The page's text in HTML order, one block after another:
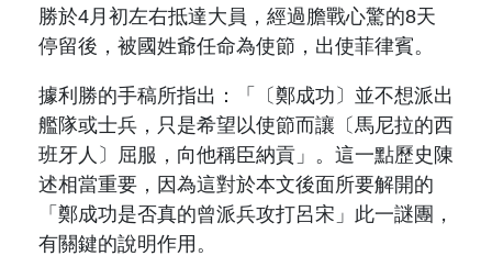
關於原住民族文獻會
委員介紹
歷次會議記錄
最新消息
網站訊息
徵稿訊息
出版品專區
本會出版品列表
與國史館共同出版品介紹
出版品查詢
文獻電子期刊
本期內容 相關連結
勝於4月初左右抵達大員，經過膽戰心驚的8天
停留後，被國姓爺任命為使節，出使菲律賓。
據利勝的手稿所指出：「〔鄭成功〕並不想派出
艦隊或士兵，只是希望以使節而讓〔馬尼拉的西
班牙人〕屈服，向他稱臣納貢」。這一點歷史陳
述相當重要，因為這對於本文後面所要解開的
「鄭成功是否真的曾派兵攻打呂宋」此一謎團，
有關鍵的說明作用。